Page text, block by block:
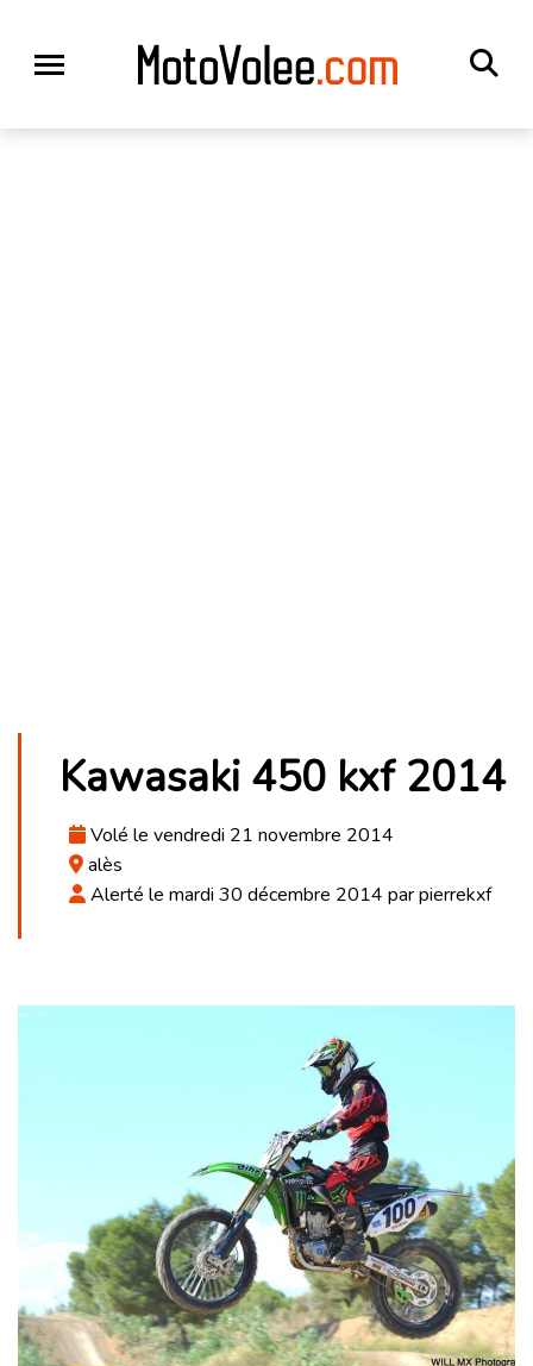
Kawasaki 450 kxf 2014
Volé le vendredi 21 novembre 2014
alès
Alerté le mardi 30 décembre 2014 par pierrekxf